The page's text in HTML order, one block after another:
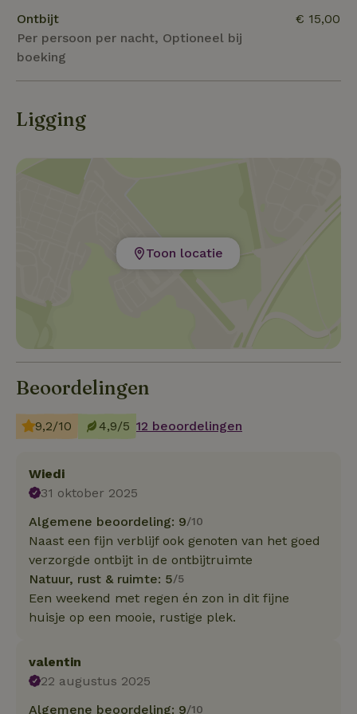
Ontbijt
Per persoon per nacht, Optioneel bij
boeking
€ 15,00
Ligging
Toon locatie
Beoordelingen
9,2/10 4,9/5 12 beoordelingen
Wiedi
31 oktober 2025
Algemene beoordeling: 9/10
Naast een fijn verblijf ook genoten van het goed
verzorgde ontbijt in de ontbijtruimte
Natuur, rust & ruimte: 5/5
Een weekend met regen én zon in dit fijne
huisje op een mooie, rustige plek.
valentin
22 augustus 2025
Algemene beoordeling: 9/10